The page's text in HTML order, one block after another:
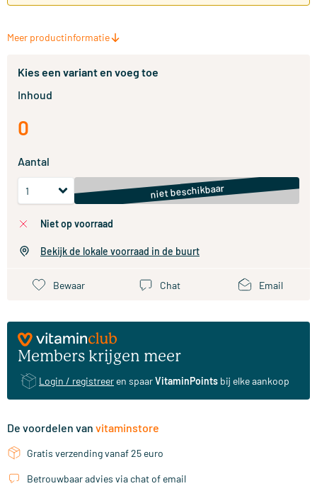
Meer productinformatie
Kies een variant en voeg toe
Inhoud
0
Aantal
niet beschikbaar
niet op voorraad
Bekijk de lokale voorraad in de buurt
Bewaar Chat Email
Members krijgen meer
Login / registreer en spaarVitaminPoints bij elke aankoop
De voordelen van vitaminstore
Gratis verzending vanaf 25 euro
Betrouwbaar advies via chat of email